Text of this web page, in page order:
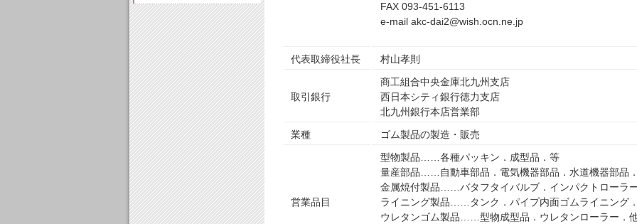
FAX 093-451-6113
e-mail akc-dai2@wish.ocn.ne.jp
代表取締役社長 村山孝則
取引銀行
商工組合中央金庫北九州支店
西日本シティ銀行徳力支店
北九州銀行本店営業部
業種
ゴム製品の製造・販売
営業品目
型物製品……各種パッキン．成型品．等
量産部品……自動車部品．電気機器部品．水道機器部品
金属焼付製品……バタフタイバルブ．インパクトローラ
ライニング製品……タンク．パイプ内面ゴムライニング
ウレタンゴム製品……型物成型品．ウレタンローラー．